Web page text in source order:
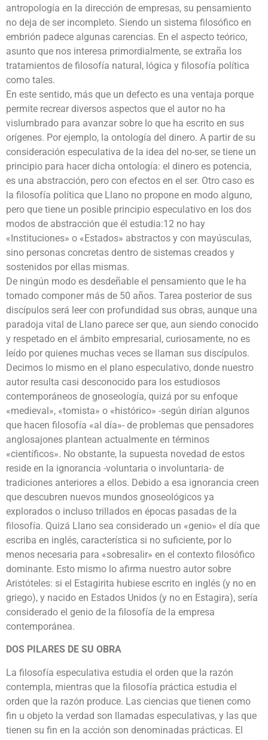
antropología en la dirección de empresas, su pensamiento
no deja de ser incompleto. Siendo un sistema filosófico en
embrión padece algunas carencias. En el aspecto teórico,
asunto que nos interesa primordialmente, se extraña los
tratamientos de filosofía natural, lógica y filosofía política
como tales.
En este sentido, más que un defecto es una ventaja porque
permite recrear diversos aspectos que el autor no ha
vislumbrado para avanzar sobre lo que ha escrito en sus
orígenes. Por ejemplo, la ontología del dinero. A partir de su
consideración especulativa de la idea del no-ser, se tiene un
principio para hacer dicha ontología: el dinero es potencia,
es una abstracción, pero con efectos en el ser. Otro caso es
la filosofía política que Llano no propone en modo alguno,
pero que tiene un posible principio especulativo en los dos
modos de abstracción que él estudia:12 no hay
«Instituciones» o «Estados» abstractos y con mayúsculas,
sino personas concretas dentro de sistemas creados y
sostenidos por ellas mismas.
De ningún modo es desdeñable el pensamiento que le ha
tomado componer más de 50 años. Tarea posterior de sus
discípulos será leer con profundidad sus obras, aunque una
paradoja vital de Llano parece ser que, aun siendo conocido
y respetado en el ámbito empresarial, curiosamente, no es
leído por quienes muchas veces se llaman sus discípulos.
Decimos lo mismo en el plano especulativo, donde nuestro
autor resulta casi desconocido para los estudiosos
contemporáneos de gnoseología, quizá por su enfoque
«medieval», «tomista» o «histórico» -según dirían algunos
que hacen filosofía «al día»- de problemas que pensadores
anglosajones plantean actualmente en términos
«científicos». No obstante, la supuesta novedad de estos
reside en la ignorancia -voluntaria o involuntaria- de
tradiciones anteriores a ellos. Debido a esa ignorancia creen
que descubren nuevos mundos gnoseológicos ya
explorados o incluso trillados en épocas pasadas de la
filosofía. Quizá Llano sea considerado un «genio» el día que
escriba en inglés, característica si no suficiente, por lo
menos necesaria para «sobresalir» en el contexto filosófico
dominante. Esto mismo lo afirma nuestro autor sobre
Aristóteles: si el Estagirita hubiese escrito en inglés (y no en
griego), y nacido en Estados Unidos (y no en Estagira), sería
considerado el genio de la filosofía de la empresa
contemporánea.
DOS PILARES DE SU OBRA
La filosofía especulativa estudia el orden que la razón
contempla, mientras que la filosofía práctica estudia el
orden que la razón produce. Las ciencias que tienen como
fin u objeto la verdad son llamadas especulativas, y las que
tienen su fin en la acción son denominadas prácticas. El